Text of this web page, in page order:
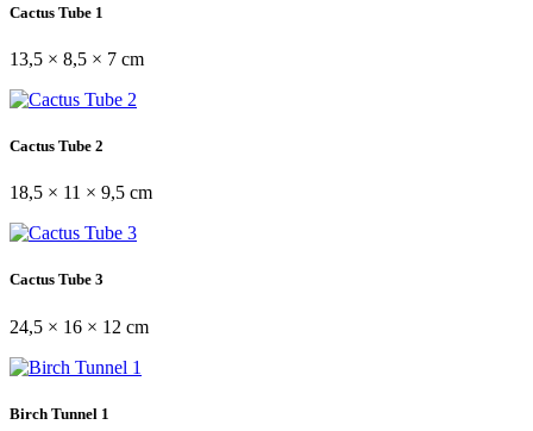
Cactus Tube 1
13,5 × 8,5 × 7 cm
Cactus Tube 2
18,5 × 11 × 9,5 cm
Cactus Tube 3
24,5 × 16 × 12 cm
Birch Tunnel 1